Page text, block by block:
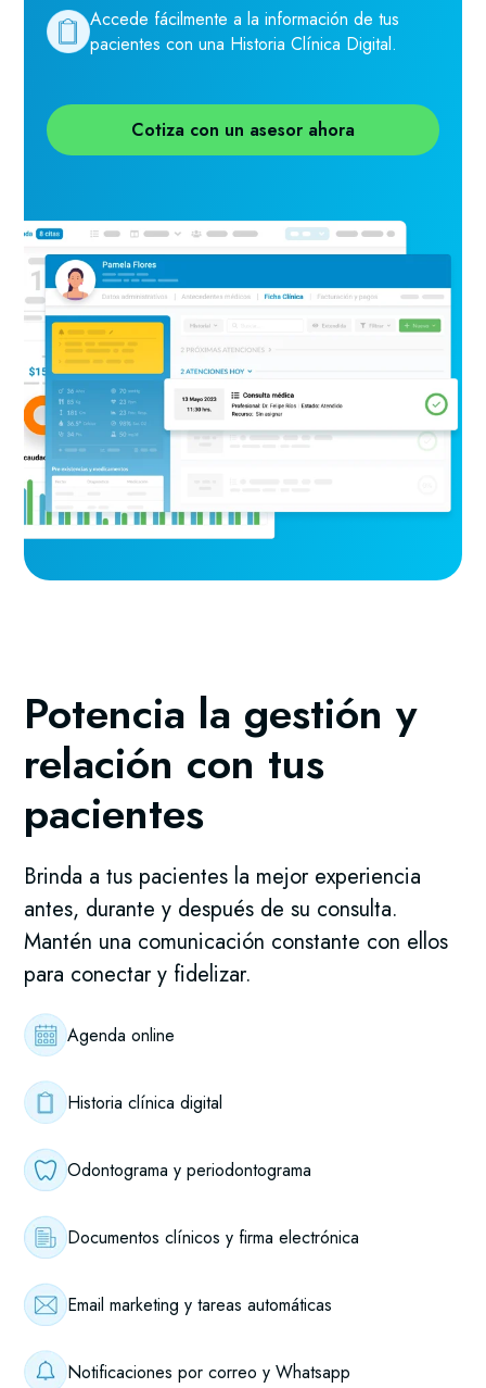
Accede fácilmente a la información de tus
pacientes con una Historia Clínica Digital.
Cotiza con un asesor ahora
Potencia la gestión y
relación con tus
pacientes
Brinda a tus pacientes la mejor experiencia
antes, durante y después de su consulta.
Mantén una comunicación constante con ellos
para conectar y fidelizar.
Agenda online
Historia clínica digital
Odontograma y periodontograma
Documentos clínicos y firma electrónica
Email marketing y tareas automáticas
Notificaciones por correo y Whatsapp